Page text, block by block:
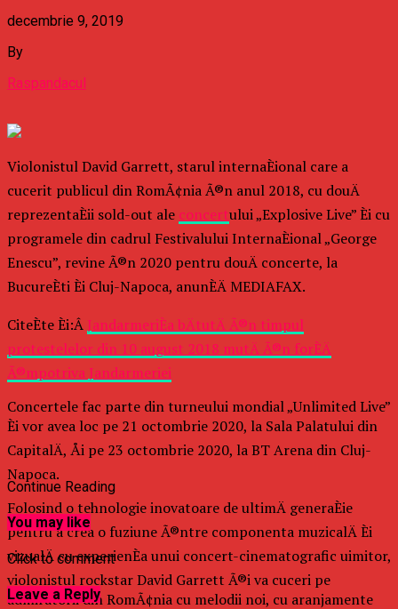
decembrie 9, 2019
By
Raspandacul
Violonistul David Garrett, starul internaÈional care a
cucerit publicul din RomÃ¢nia Ã®n anul 2018, cu douÄ
reprezentaÈii sold-out ale concertului „Explosive Live” Èi cu
programele din cadrul Festivalului InternaÈional „George
Enescu”, revine Ã®n 2020 pentru douÄ concerte, la
BucureÈti Èi Cluj-Napoca, anunÈÄ MEDIAFAX.
CiteÈte Èi:Â JandarmeriÈa bÄtutÄ Ã®n timpul
protestelelor din 10 august 2018 mutÄ Ã®n forÈÄ
Ã®mpotriva Jandarmeriei
Concertele fac parte din turneului mondial „Unlimited Live”
Èi vor avea loc pe 21 octombrie 2020, la Sala Palatului din
CapitalÄ, Åi pe 23 octombrie 2020, la BT Arena din Cluj-
Napoca.
Folosind o tehnologie inovatoare de ultimÄ generaÈie
pentru a crea o fuziune Ã®ntre componenta muzicalÄ Èi
vizualÄ cu experienÈa unui concert-cinematografic uimitor,
violonistul rockstar David Garrett Ã®i va cuceri pe
admiratorii din RomÃ¢nia cu melodii noi, cu aranjamente
Continue Reading
You may like
Click to comment
Leave a Reply